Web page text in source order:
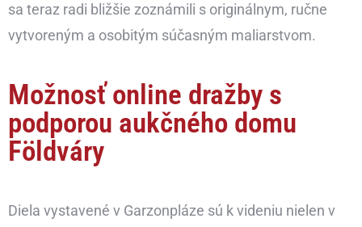
sa teraz radi bližšie zoznámili s originálnym, ručne
vytvoreným a osobitým súčasným maliarstvom.
Možnosť online dražby s
podporou aukčného domu
Földváry
Diela vystavené v Garzonpláze sú k videniu nielen v